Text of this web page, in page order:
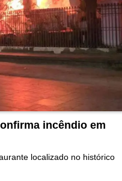
incêndio em
localizado no histórico